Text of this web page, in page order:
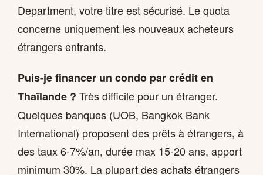
Department, votre titre est sécurisé. Le quota
concerne uniquement les nouveaux acheteurs
étrangers entrants.
Puis-je financer un condo par crédit en
Thaïlande ? Très difficile pour un étranger.
Quelques banques (UOB, Bangkok Bank
International) proposent des prêts à étrangers, à
des taux 6-7%/an, durée max 15-20 ans, apport
minimum 30%. La plupart des achats étrangers